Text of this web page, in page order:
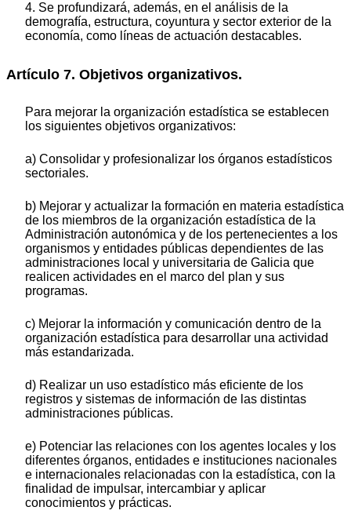
4. Se profundizará, además, en el análisis de la
demografía, estructura, coyuntura y sector exterior de la
economía, como líneas de actuación destacables.
Artículo 7. Objetivos organizativos.
Para mejorar la organización estadística se establecen
los siguientes objetivos organizativos:
a) Consolidar y profesionalizar los órganos estadísticos
sectoriales.
b) Mejorar y actualizar la formación en materia estadística
de los miembros de la organización estadística de la
Administración autonómica y de los pertenecientes a los
organismos y entidades públicas dependientes de las
administraciones local y universitaria de Galicia que
realicen actividades en el marco del plan y sus
programas.
c) Mejorar la información y comunicación dentro de la
organización estadística para desarrollar una actividad
más estandarizada.
d) Realizar un uso estadístico más eficiente de los
registros y sistemas de información de las distintas
administraciones públicas.
e) Potenciar las relaciones con los agentes locales y los
diferentes órganos, entidades e instituciones nacionales
e internacionales relacionadas con la estadística, con la
finalidad de impulsar, intercambiar y aplicar
conocimientos y prácticas.